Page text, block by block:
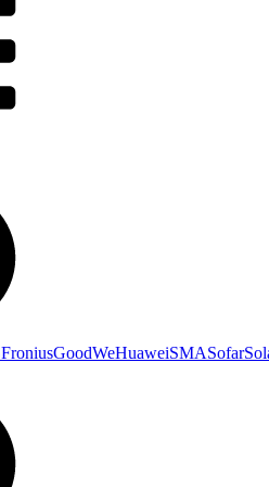
FroniusGoodWeHuaweiSMASofar